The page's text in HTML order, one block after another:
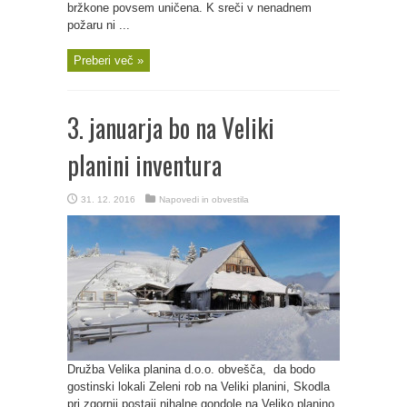
bržkone povsem uničena. K sreči v nenadnem
požaru ni ...
Preberi več »
3. januarja bo na Veliki
planini inventura
31. 12. 2016 Napovedi in obvestila
Družba Velika planina d.o.o. obvešča, da bodo
gostinski lokali Zeleni rob na Veliki planini, Skodla
pri zgornji postaji nihalne gondole na Veliko planino